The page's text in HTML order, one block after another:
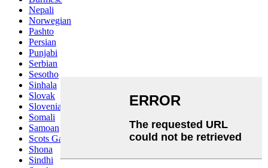
Nepali
Norwegian
Pashto
Persian
Punjabi
Serbian
Sesotho
Sinhala
Slovak
Slovenian
Somali
Samoan
Scots Gaelic
Shona
Sindhi